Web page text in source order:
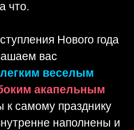
что.
Нового года
вас
легким веселым
акапельным
к самому празднику
наполнены и